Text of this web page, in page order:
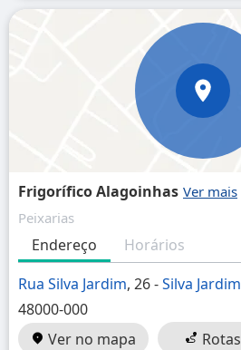
Frigorífico Alagoinhas
Peixarias
Endereço
Horários
Rua Silva Jardim, 26 -Silva Jardim
48000-000
Ver no mapa
Rotas